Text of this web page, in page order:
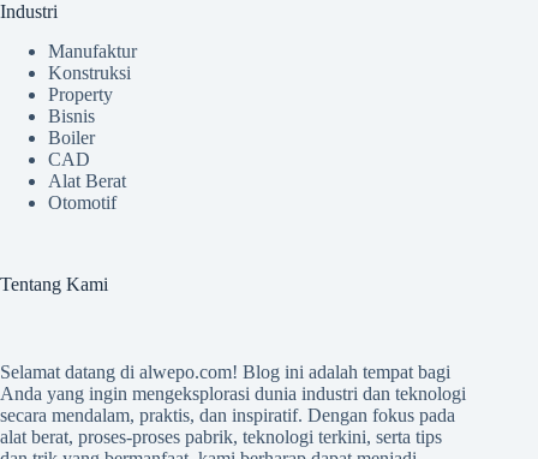
Industri
Manufaktur
Konstruksi
Property
Bisnis
Boiler
CAD
Alat Berat
Otomotif
Tentang Kami
Selamat datang di alwepo.com! Blog ini adalah tempat bagi
Anda yang ingin mengeksplorasi dunia industri dan teknologi
secara mendalam, praktis, dan inspiratif. Dengan fokus pada
alat berat, proses-proses pabrik, teknologi terkini, serta tips